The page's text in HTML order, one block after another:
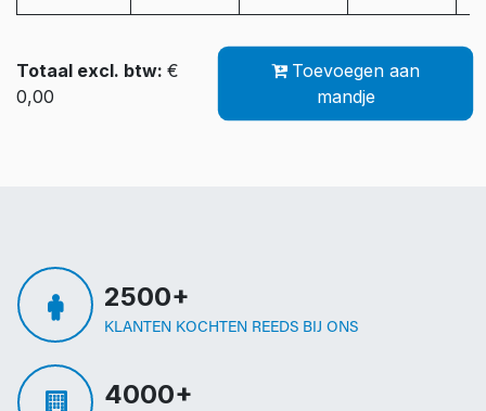
Totaal excl. btw: €
0,00
Toevoegen aan
mandje
2500+
KLANTEN KOCHTEN REEDS BIJ ONS
4000+